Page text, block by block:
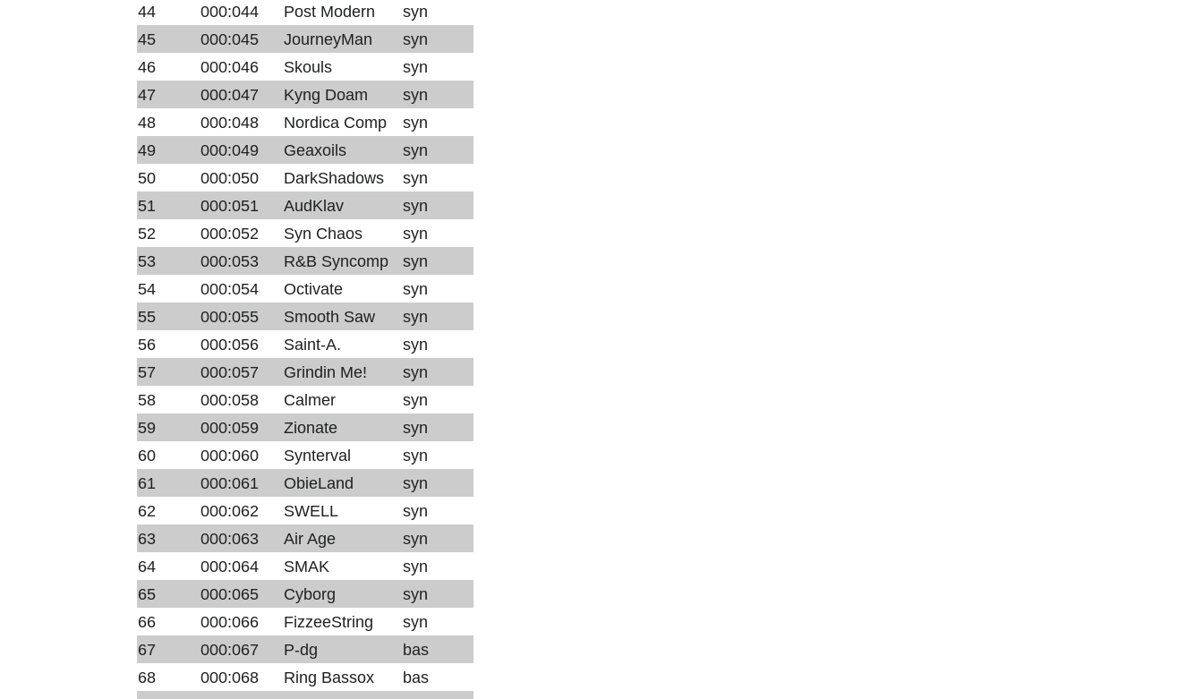
44
000:044 Post Modern
syn
45
000:045 JourneyMan
syn
46
000:046 Skouls
syn
47
000:047 Kyng Doam
syn
48
000:048 Nordica Comp
syn
49
000:049 Geaxoils
syn
50
000:050 DarkShadows
syn
51
000:051 AudKlav
syn
52
000:052 Syn Chaos
syn
53
000:053 R&B Syncomp
syn
54
000:054 Octivate
syn
55
000:055 Smooth Saw
syn
56
000:056 Saint-A.
syn
57
000:057 Grindin Me!
syn
58
000:058 Calmer
syn
59
000:059 Zionate
syn
60
000:060 Synterval
syn
61
000:061 ObieLand
syn
62
000:062 SWELL
syn
63
000:063 Air Age
syn
64
000:064 SMAK
syn
65
000:065 Cyborg
syn
66
000:066 FizzeeString
syn
67
000:067 P-dg
bas
68
000:068 Ring Bassox
bas